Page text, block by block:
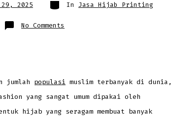
2025 In Jasa Hijab Printing
No Comments
Sedang
hal
jumlah populasi muslim terbanyak di dunia,
yang sangat umum dipakai oleh
hijab yang seragam membuat banyak